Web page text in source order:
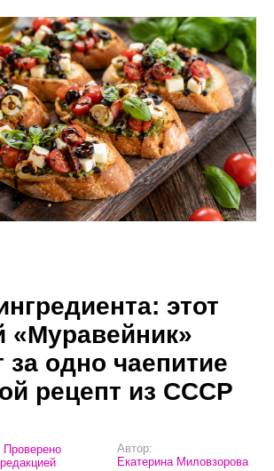
этот
«Муравейник»
за одно чаепитие
рецепт из СССР
Проверено
редакцией
Автор:
Екатерина Миловзорова